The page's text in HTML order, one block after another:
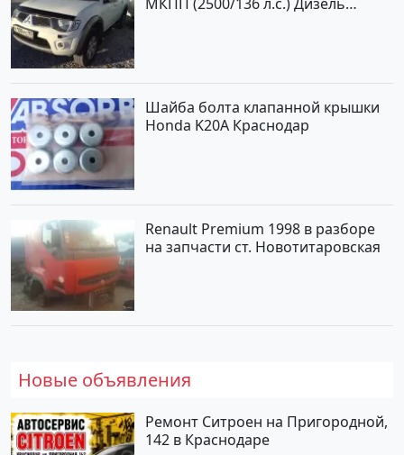
Шайба болта клапанной крышки
Honda K20A Краснодар
Renault Premium 1998 в разборе
на запчасти ст. Новотитаровская
Новые объявления
Ремонт Ситроен на Пригородной,
142 в Краснодаре